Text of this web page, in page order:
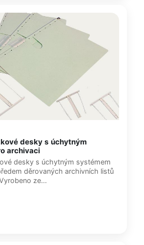
desky s úchytným
archivaci
desky s úchytným systémem
děrovaných archivních listů
ze...